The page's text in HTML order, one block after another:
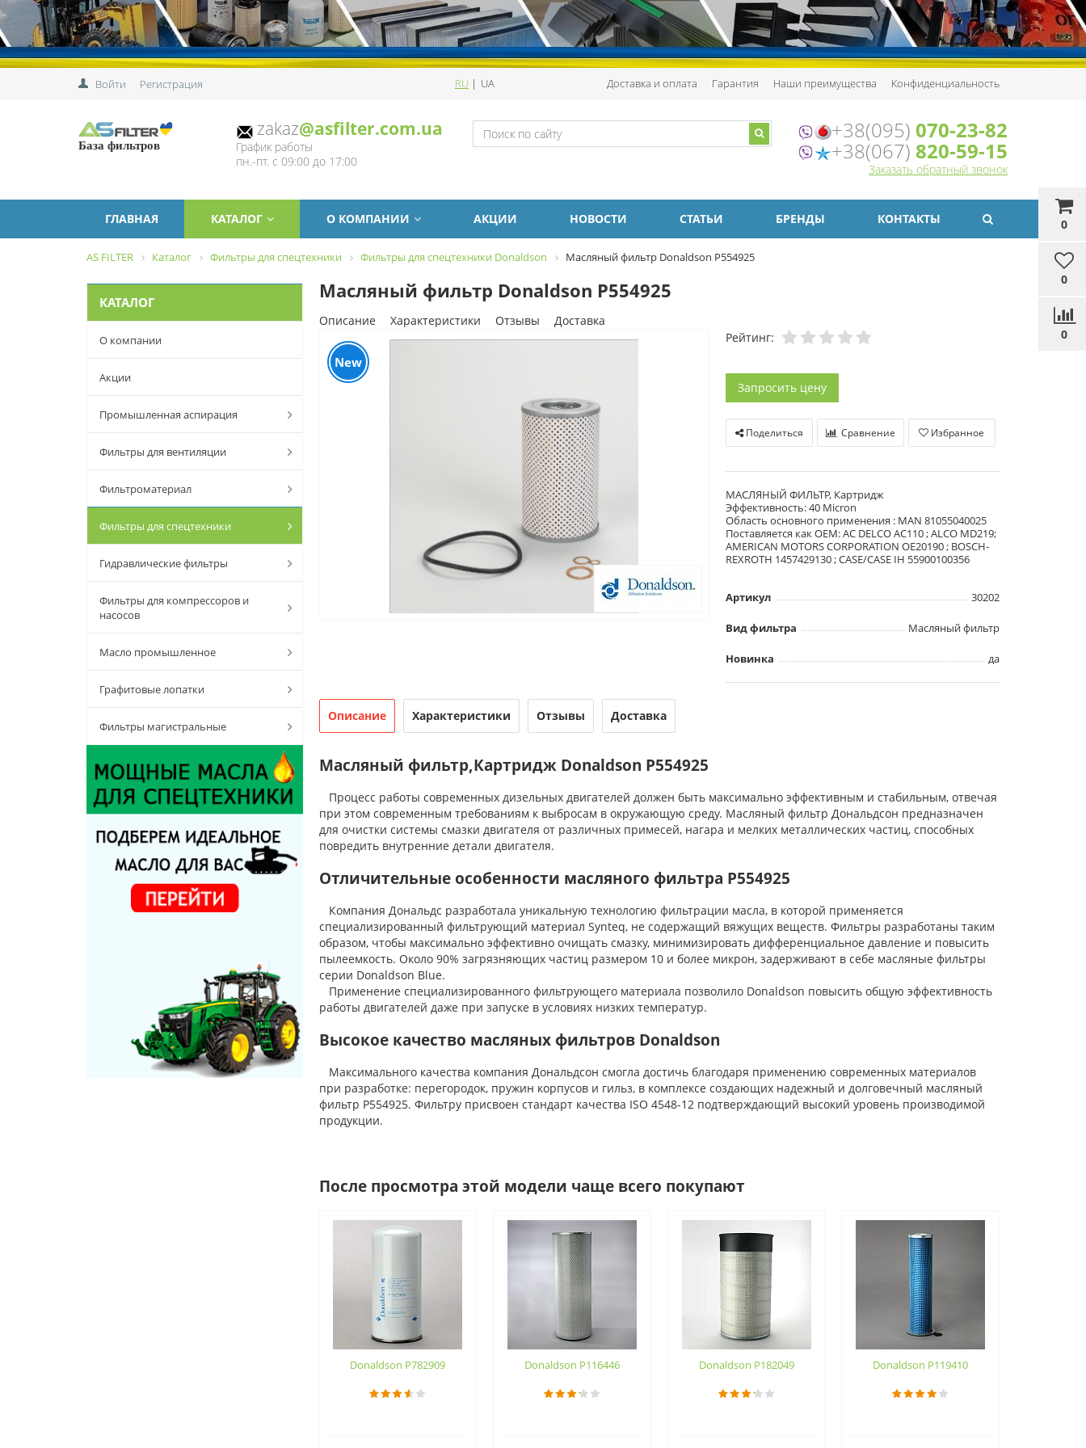
Войти Регистрация RU| UA Доставка и оплата Гарантия Наши преимущества Конфиденциальность
0
0
0
База фильтров
zakaz@asfilter.com.ua
График работы
пн.-пт. с 09:00 до 17:00
+38(095) 070-23-82
+38(067) 820-59-15
Заказать обратный звонок
ГЛАВНАЯ КАТАЛОГ О КОМПАНИИ АКЦИИ НОВОСТИ СТАТЬИ БРЕНДЫ КОНТАКТЫ
AS FILTER Каталог Фильтры для спецтехники Фильтры для спецтехники Donaldson Масляный фильтр Donaldson P554925
КАТАЛОГ
О компании
Акции
Промышленная аспирация
Фильтры для вентиляции
Фильтроматериал
Фильтры для спецтехники
Гидравлические фильтры
Фильтры для компрессоров и
насосов
Масло промышленное
Графитовые лопатки
Фильтры магистральные
Масляный фильтр Donaldson P554925
Описание Характеристики Отзывы Доставка
New
Рейтинг:
Запросить цену
Поделиться Сравнение Избранное
МАСЛЯНЫЙ ФИЛЬТР, Картридж
Эффективность: 40 Micron
Область основного применения : MAN 81055040025
Поставляется как OEM: AC DELCO AC110 ; ALCO MD219;
AMERICAN MOTORS CORPORATION OE20190 ; BOSCH-
REXROTH 1457429130 ; CASE/CASE IH 55900100356
Артикул 30202
Вид фильтра Масляный фильтр
Новинка да
Описание Характеристики Отзывы Доставка
Масляный фильтр,Картридж Donaldson P554925
Процесс работы современных дизельных двигателей должен быть максимально эффективным и стабильным, отвечая
при этом современным требованиям к выбросам в окружающую среду. Масляный фильтр Дональдсон предназначен
для очистки системы смазки двигателя от различных примесей, нагара и мелких металлических частиц, способных
повредить внутренние детали двигателя.
Отличительные особенности масляного фильтра P554925
Компания Дональдс разработала уникальную технологию фильтрации масла, в которой применяется
специализированный фильтрующий материал Synteq, не содержащий вяжущих веществ. Фильтры разработаны таким
образом, чтобы максимально эффективно очищать смазку, минимизировать дифференциальное давление и повысить
пылеемкость. Около 90% загрязняющих частиц размером 10 и более микрон, задерживают в себе масляные фильтры
серии Donaldson Blue.
Применение специализированного фильтрующего материала позволило Donaldson повысить общую эффективность
работы двигателей даже при запуске в условиях низких температур.
Высокое качество масляных фильтров Donaldson
Максимального качества компания Дональдсон смогла достичь благодаря применению современных материалов
при разработке: перегородок, пружин корпусов и гильз, в комплексе создающих надежный и долговечный масляный
фильтр P554925. Фильтру присвоен стандарт качества ISO 4548-12 подтверждающий высокий уровень производимой
продукции.
После просмотра этой модели чаще всего покупают
Donaldson P782909 Donaldson P116446 Donaldson P182049 Donaldson P119410